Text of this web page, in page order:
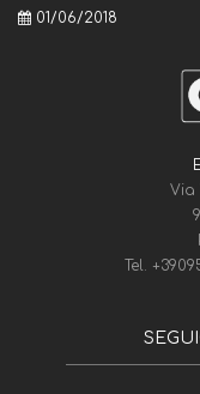
01/06/2018
Via
Tel.